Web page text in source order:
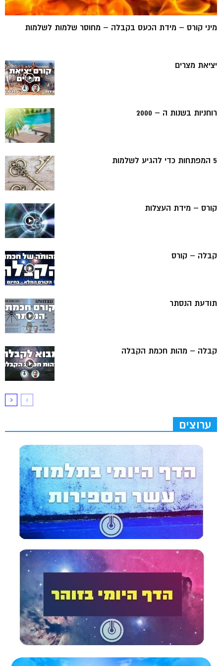
מיני קורס – מידת הכעס בקבלה – מחוסר שלמות לשלמות
יציאת מצרים
רוחניות בשנות ה – 2000
5 המפתחות כדי להגיע לשלמות
קורס – מידת העצלות
קבלה – קורס
תודעת הנסתר
קבלה – מהות חכמת הקבלה
ערוצים